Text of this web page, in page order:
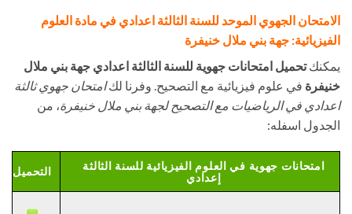
الامتحان الجهوي الموحد للسنة الثالثة اعدادي في مادة العلوم
الفيزيائية: جهة بني ملال خنيفرة
يمكنكتحميل امتحانات جهوية للسنة الثالثة اعدادي جهة بني ملال
خنيفرة في علوم فيزيائية مع التصحيح. وفرنا لكامتحان جهوي ثالثة
اعدادي في الرياضيات مع التصحيح لجهة بني ملال خنيفرة، من
الجدول اسفله:
امتحانات جهوية في العلوم الفيزيائية للسنة الثالثة
إعدادي
التحميل